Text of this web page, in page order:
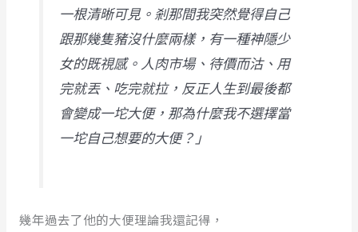
一根清晰可見。剎那間我突然覺得自己
跟那幾隻豬沒什麼兩樣，有一種神隱少
女的既視感。人肉市場、待價而沽、用
完就丟、吃完就拉，反正人生到最後都
會變成一坨大便，那為什麼我不選擇當
一坨自己想要的大便？」
幾年過去了他的大便理論我還記得，